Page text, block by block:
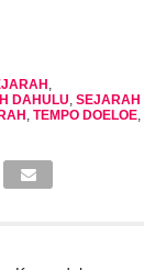
DAHULU SEJARAH
TEMPO DOELOE,